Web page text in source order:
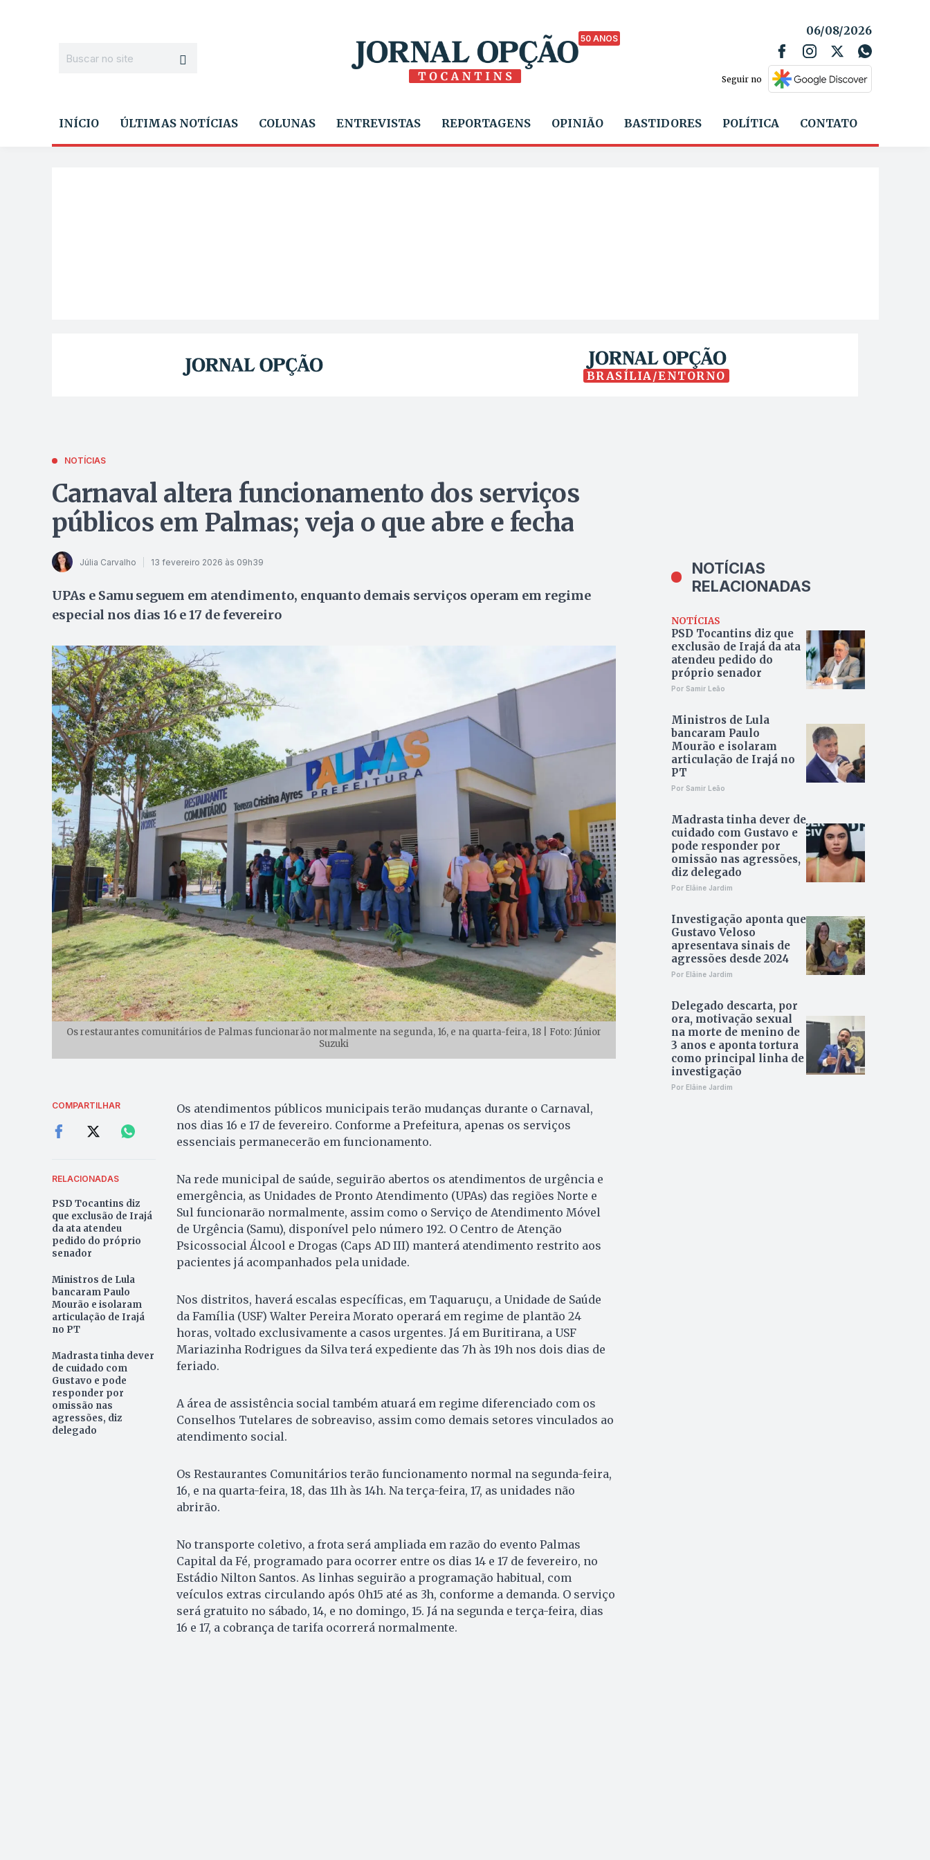
50 ANOS
06/08/2026
Seguir no
INÍCIO ÚLTIMAS NOTÍCIAS COLUNAS ENTREVISTAS REPORTAGENS OPINIÃO BASTIDORES POLÍTICA CONTATO
BRASÍLIA/ENTORNO
NOTÍCIAS
Carnaval altera funcionamento dos serviços
públicos em Palmas; veja o que abre e fecha
Júlia Carvalho 13 fevereiro 2026 às 09h39
UPAs e Samu seguem em atendimento, enquanto demais serviços operam em regime
especial nos dias 16 e 17 de fevereiro
Os restaurantes comunitários de Palmas funcionarão normalmente na segunda, 16, e na quarta-feira, 18 | Foto: Júnior
Suzuki
COMPARTILHAR
RELACIONADAS
PSD Tocantins diz
que exclusão de Irajá
da ata atendeu
pedido do próprio
senador
Ministros de Lula
bancaram Paulo
Mourão e isolaram
articulação de Irajá
no PT
Madrasta tinha dever
de cuidado com
Gustavo e pode
responder por
omissão nas
agressões, diz
delegado
Os atendimentos públicos municipais terão mudanças durante o Carnaval,
nos dias 16 e 17 de fevereiro. Conforme a Prefeitura, apenas os serviços
essenciais permanecerão em funcionamento.
Na rede municipal de saúde, seguirão abertos os atendimentos de urgência e
emergência, as Unidades de Pronto Atendimento (UPAs) das regiões Norte e
Sul funcionarão normalmente, assim como o Serviço de Atendimento Móvel
de Urgência (Samu), disponível pelo número 192. O Centro de Atenção
Psicossocial Álcool e Drogas (Caps AD III) manterá atendimento restrito aos
pacientes já acompanhados pela unidade.
Nos distritos, haverá escalas específicas, em Taquaruçu, a Unidade de Saúde
da Família (USF) Walter Pereira Morato operará em regime de plantão 24
horas, voltado exclusivamente a casos urgentes. Já em Buritirana, a USF
Mariazinha Rodrigues da Silva terá expediente das 7h às 19h nos dois dias de
feriado.
A área de assistência social também atuará em regime diferenciado com os
Conselhos Tutelares de sobreaviso, assim como demais setores vinculados ao
atendimento social.
Os Restaurantes Comunitários terão funcionamento normal na segunda-feira,
16, e na quarta-feira, 18, das 11h às 14h. Na terça-feira, 17, as unidades não
abrirão.
No transporte coletivo, a frota será ampliada em razão do evento Palmas
Capital da Fé, programado para ocorrer entre os dias 14 e 17 de fevereiro, no
Estádio Nilton Santos. As linhas seguirão a programação habitual, com
veículos extras circulando após 0h15 até as 3h, conforme a demanda. O serviço
será gratuito no sábado, 14, e no domingo, 15. Já na segunda e terça-feira, dias
16 e 17, a cobrança de tarifa ocorrerá normalmente.
NOTÍCIAS
RELACIONADAS
NOTÍCIAS
PSD Tocantins diz que
exclusão de Irajá da ata
atendeu pedido do
próprio senador
Por Samir Leão
Ministros de Lula
bancaram Paulo
Mourão e isolaram
articulação de Irajá no
PT
Por Samir Leão
Madrasta tinha dever de
cuidado com Gustavo e
pode responder por
omissão nas agressões,
diz delegado
Por Elâine Jardim
Investigação aponta que
Gustavo Veloso
apresentava sinais de
agressões desde 2024
Por Elâine Jardim
Delegado descarta, por
ora, motivação sexual
na morte de menino de
3 anos e aponta tortura
como principal linha de
investigação
Por Elâine Jardim